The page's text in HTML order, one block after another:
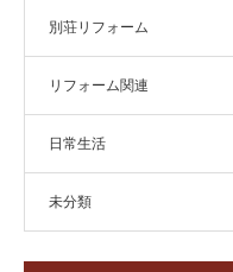
別荘リフォーム
リフォーム関連
日常生活
未分類